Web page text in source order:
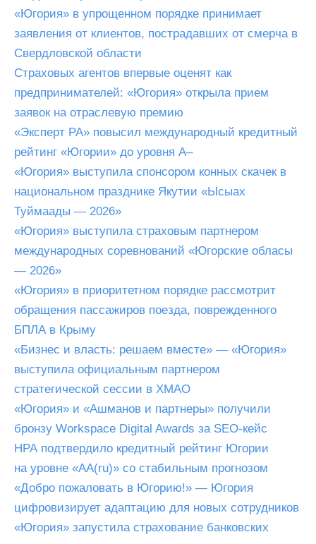
«Югория» в упрощенном порядке принимает
заявления от клиентов, пострадавших от смерча в
Свердловской области
Страховых агентов впервые оценят как
предпринимателей: «Югория» открыла прием
заявок на отраслевую премию
«Эксперт РА» повысил международный кредитный
рейтинг «Югории» до уровня A–
«Югория» выступила спонсором конных скачек в
национальном празднике Якутии «Ысыах
Туймаады — 2026»
«Югория» выступила страховым партнером
международных соревнований «Югорские обласы
— 2026»
«Югория» в приоритетном порядке рассмотрит
обращения пассажиров поезда, поврежденного
БПЛА в Крыму
«Бизнес и власть: решаем вместе» — «Югория»
выступила официальным партнером
стратегической сессии в ХМАО
«Югория» и «Ашманов и партнеры» получили
бронзу Workspace Digital Awards за SEO-кейс
НРА подтвердило кредитный рейтинг Югории
на уровне «AA(ru)» со стабильным прогнозом
«Добро пожаловать в Югорию!» — Югория
цифровизирует адаптацию для новых сотрудников
«Югория» запустила страхование банковских